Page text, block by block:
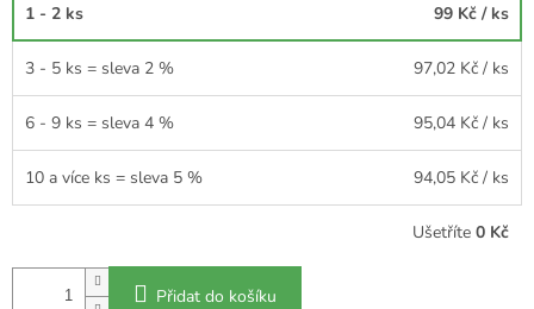
1 - 2 ks 99 Kč / ks
3 - 5 ks = sleva 2 % 97,02 Kč / ks
6 - 9 ks = sleva 4 % 95,04 Kč / ks
10 a více ks = sleva 5 % 94,05 Kč / ks
Ušetříte 0 Kč
Přidat do košíku